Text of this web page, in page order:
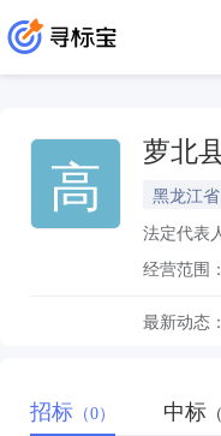
高 萝北
黑龙江
法定代表
经营范围：
最新动态：
招标 （0） 中标